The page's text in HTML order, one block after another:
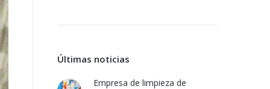
Últimas noticias
Empresa de limpieza de